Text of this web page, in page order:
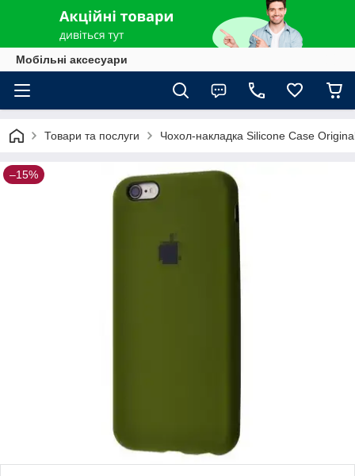
Мобільні аксесуари
Товари та послуги Чохол-накладка Silicone Case
–15%